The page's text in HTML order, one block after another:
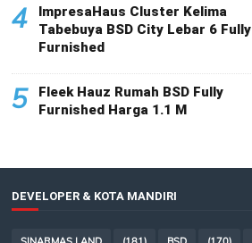
4
ImpresaHaus Cluster Kelima
Tabebuya BSD City Lebar 6 Fully
Furnished
5
Fleek Hauz Rumah BSD Fully
Furnished Harga 1.1 M
DEVELOPER & KOTA MANDIRI